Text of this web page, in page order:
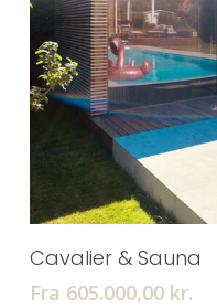
Cavalier & Sauna
Fra 605.000,00 kr.